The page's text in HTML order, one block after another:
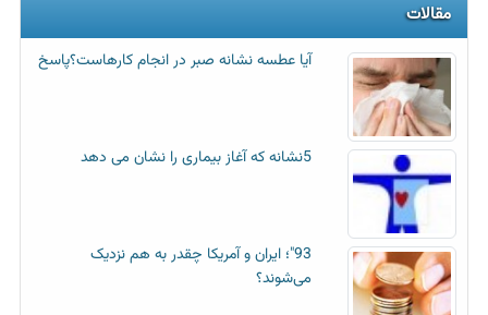
مقالات
آیا عطسه‌ نشانه صبر در انجام کارهاست؟پاسخ
5نشانه که آغاز بیماری را نشان می دهد
93"؛ ایران و آمریکا چقدر به هم نزدیک
می‌شوند؟